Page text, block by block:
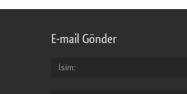
E-mail Gönder
İsim